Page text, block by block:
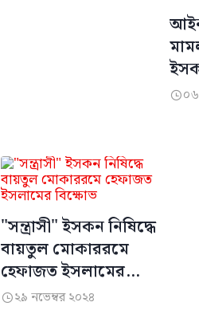

"সন্ত্রাসী" ইসকন নিষিদ্ধে
বায়তুল মোকাররমে
হেফাজত ইসলামের
বিক্ষোভ
২৯ নভেম্বর ২০২৪